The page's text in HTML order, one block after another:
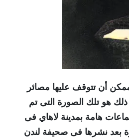
أن تتوقف عليها مصائر
هو تلك الصورة التى تم
هامة بمدينة لاهاي فى
بعد نشرها فى صحيفة لندن